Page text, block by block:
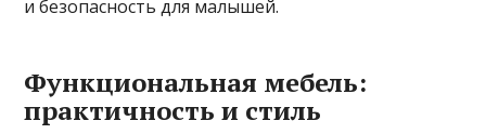
и безопасность для малышей.
Функциональная мебель:
практичность и стиль